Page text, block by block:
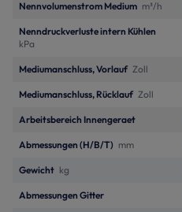
Nennvolumenstrom Medium m³/h
Nenndruckverluste intern Kühlen
kPa
Mediumanschluss, Vorlauf Zoll
Mediumanschluss, Rücklauf Zoll
Arbeitsbereich Innengeraet
Abmessungen (H/B/T) mm
Gewicht kg
Abmessungen Gitter